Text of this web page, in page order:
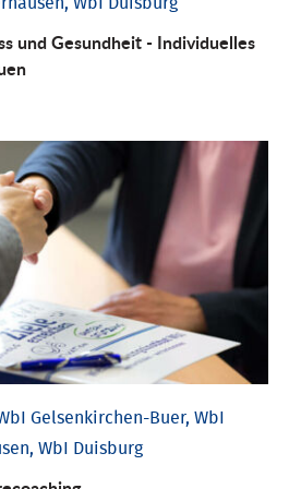
WbI Duisburg
und Gesund­heit - Individu­elles
Gelsenkirchen-Buer, WbI
WbI Duisburg